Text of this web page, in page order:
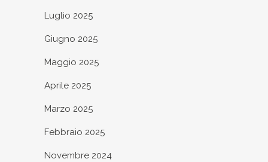
Luglio 2025
Giugno 2025
Maggio 2025
Aprile 2025
Marzo 2025
Febbraio 2025
Novembre 2024